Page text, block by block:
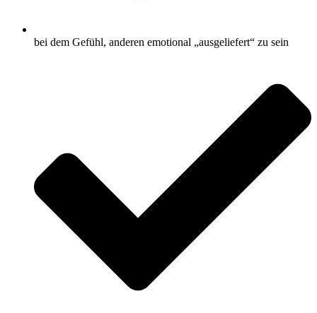
bei dem Gefühl, anderen emotional „ausgeliefert“ zu sein